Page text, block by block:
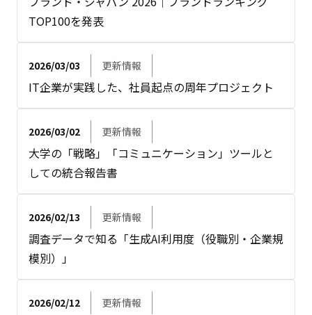
TOP100を発表
2026/03/03 更新情報
IT企業が実践した、社員起点の周年プロジェクト
2026/03/02 更新情報
大学の「戦略」「コミュニケーション」ツールと
しての統合報告書
2026/02/13 更新情報
調査データで知る「生成AI利用度（役職別・企業規
模別）」
2026/02/12 更新情報